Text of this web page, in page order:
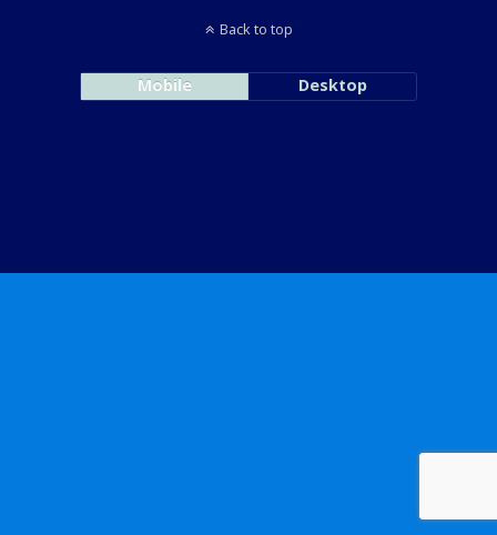
Back to top
Mobile Desktop